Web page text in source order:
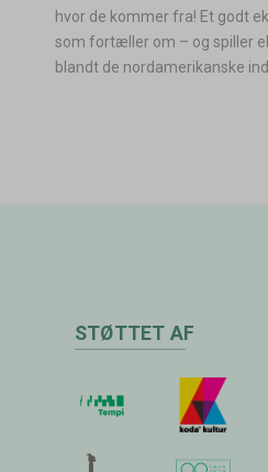
hvor de kommer fra! Et godt
som fortæller om – og spiller
blandt de nordamerikanske
STØTTET AF